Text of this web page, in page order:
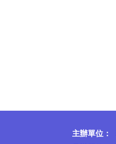
主辦單位：